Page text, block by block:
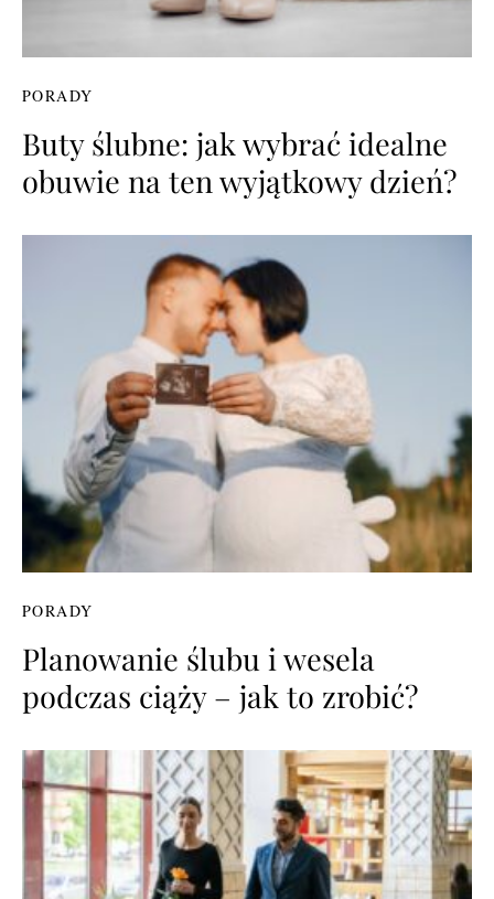
PORADY
Buty ślubne: jak wybrać idealne
obuwie na ten wyjątkowy dzień?
PORADY
Planowanie ślubu i wesela
podczas ciąży – jak to zrobić?